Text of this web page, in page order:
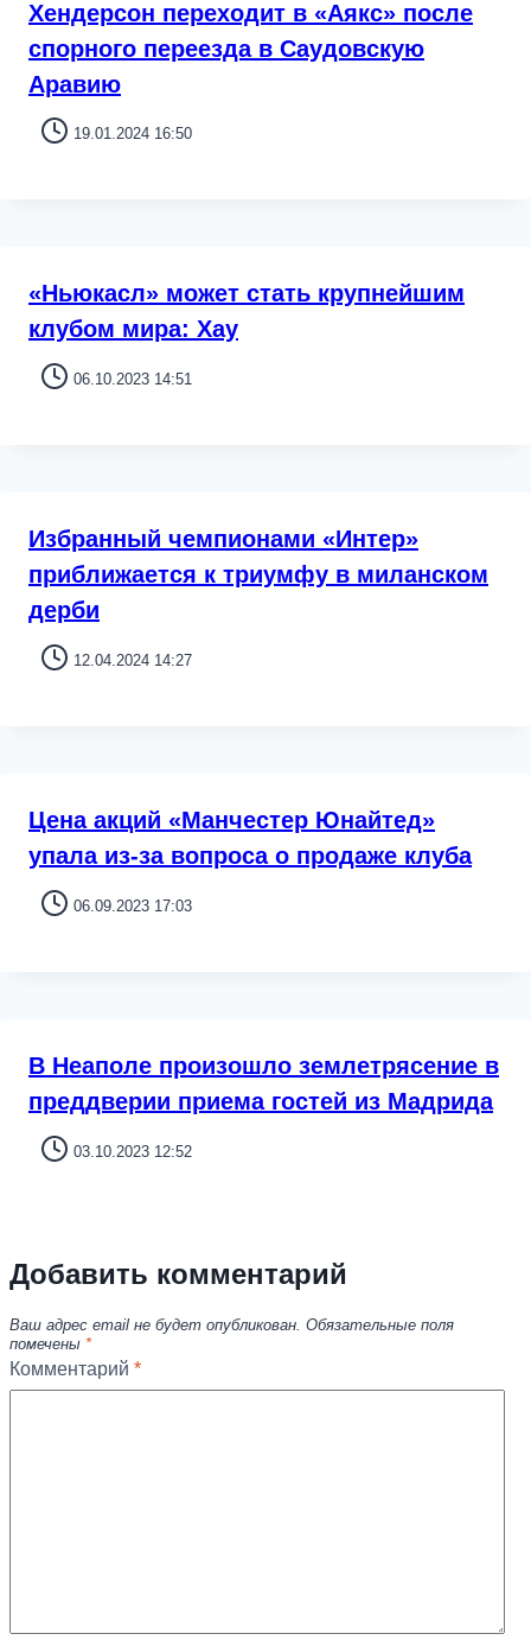
Хендерсон переходит в «Аякс» после
спорного переезда в Саудовскую
Аравию
19.01.2024 16:50
«Ньюкасл» может стать крупнейшим
клубом мира: Хау
06.10.2023 14:51
Избранный чемпионами «Интер»
приближается к триумфу в миланском
дерби
12.04.2024 14:27
Цена акций «Манчестер Юнайтед»
упала из-за вопроса о продаже клуба
06.09.2023 17:03
В Неаполе произошло землетрясение в
преддверии приема гостей из Мадрида
03.10.2023 12:52
Добавить комментарий
Ваш адрес email не будет опубликован. Обязательные поля
помечены *
Комментарий *